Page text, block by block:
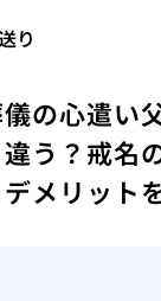
り
の心遣い
う？戒名
メリット